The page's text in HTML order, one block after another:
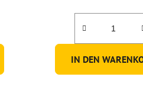
IN DEN